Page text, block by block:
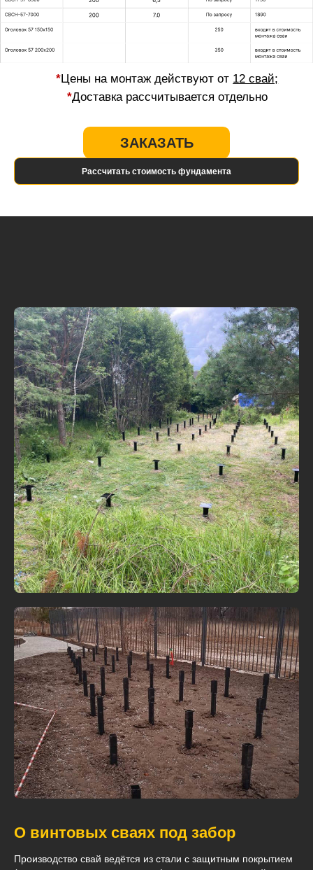
Рассчитать стоимость фундамента
О винтовых сваях под забор
Производство свай ведётся из стали с защитным покрытием